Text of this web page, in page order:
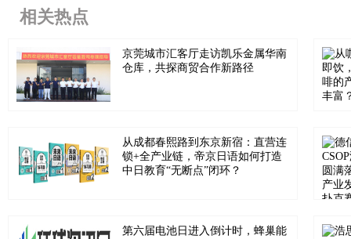
相关热点
京莞城市汇客厅走访凯乐金属华南
仓库，共探商贸合作新路径
从成都春熙路到东京新宿：直营连
锁+全产业链，帝京日语如何打造
中日教育“无断点”闭环？
第六届电池日进入倒计时，蜂巢能